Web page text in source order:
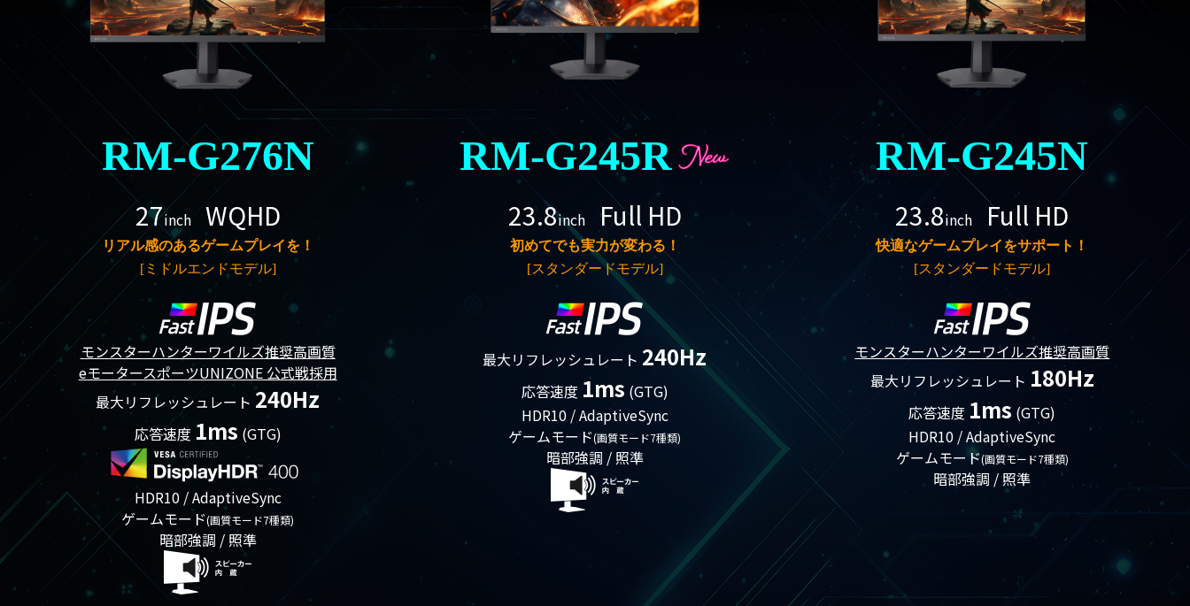
RM-G276N
27inch WQHD
リアル感のあるゲームプレイを！
[ミドルエンドモデル]
モンスターハンターワイルズ推奨高画質
eモータースポーツUNIZONE 公式戦採用
最大リフレッシュレート 240Hz
応答速度 1ms (GTG)
HDR10 / AdaptiveSync
ゲームモード(画質モード7種類)
暗部強調 / 照準
RM-G245R
23.8inch Full HD
初めてでも実力が変わる！
[スタンダードモデル]
最大リフレッシュレート 240Hz
応答速度 1ms (GTG)
HDR10 / AdaptiveSync
ゲームモード(画質モード7種類)
暗部強調 / 照準
RM-G245N
23.8inch Full HD
快適なゲームプレイをサポート！
[スタンダードモデル]
モンスターハンターワイルズ推奨高画質
最大リフレッシュレート 180Hz
応答速度 1ms (GTG)
HDR10 / AdaptiveSync
ゲームモード(画質モード7種類)
暗部強調 / 照準